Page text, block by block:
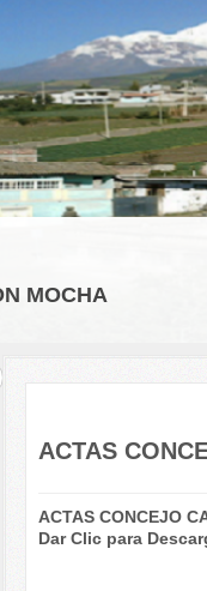
MOCHA
ACTAS
ACTAS CONCEJO
Dar Clic para